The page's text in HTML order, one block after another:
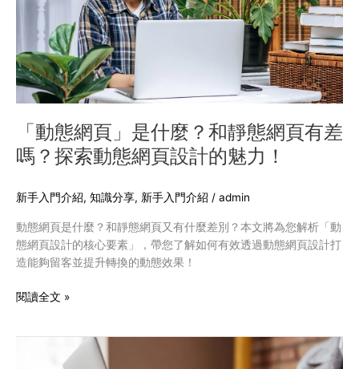
「動態網頁」是什麼？和靜態網頁有差
嗎？探索動態網頁設計的魅力！
新手入門介紹, 知識分享, 新手入門介紹 / admin
動態網頁是什麼？和靜態網頁又有什麼差別？本文將為您解析「動
態網頁設計的核心要素」，帶您了解如何有效透過動態網頁設計打
造能夠留客並提升轉換的動態效果！
什
麼？
和
靜
態
網
差
探
動
態
網
設
的
閱讀全文 »